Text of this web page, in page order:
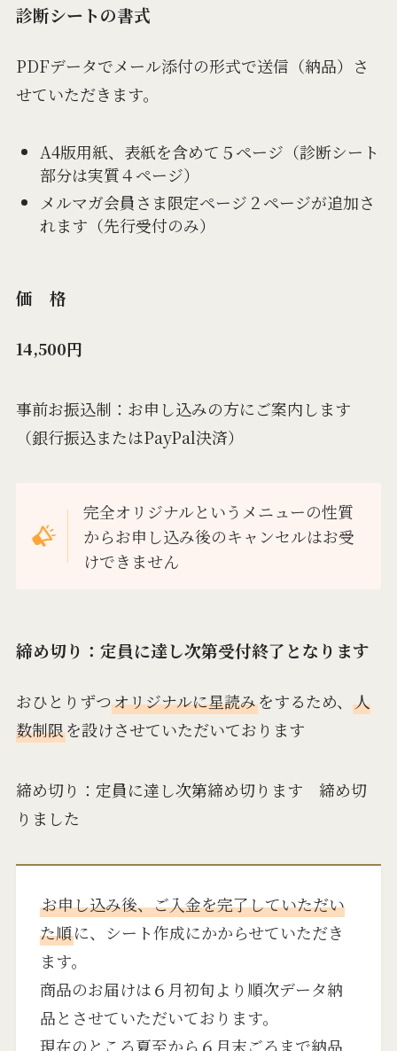
診断シートの書式
PDFデータでメール添付の形式で送信（納品）さ
せていただきます。
A4版用紙、表紙を含めて５ページ（診断シート
部分は実質４ページ）
メルマガ会員さま限定ページ２ページが追加さ
れます（先行受付のみ）
価 格
14,500円
事前お振込制：お申し込みの方にご案内します
（銀行振込またはPayPal決済）
完全オリジナルというメニューの性質
からお申し込み後のキャンセルはお受
けできません
締め切り：定員に達し次第受付終了となります
おひとりずつオリジナルに星読みをするため、 人
数制限を設けさせていただいております
締め切り：定員に達し次第締め切ります 締め切
りました
お申し込み後、ご入金を完了していただい
た順に、シート作成にかからせていただき
ます。
商品のお届けは６月初旬より順次データ納
品とさせていただいております。
現在のところ夏至から６月末ごろまで納品